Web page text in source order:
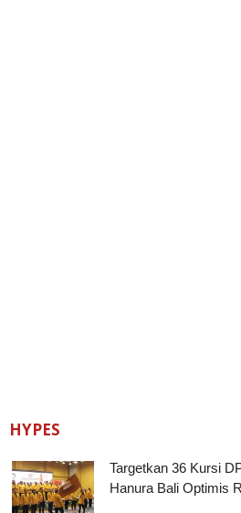
HYPES
Targetkan 36 Kursi
Hanura Bali Optimis